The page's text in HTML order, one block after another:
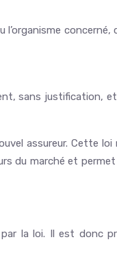
concerné,
sans justification, et
assureur. Cette loi
du marché et
la loi. Il est donc